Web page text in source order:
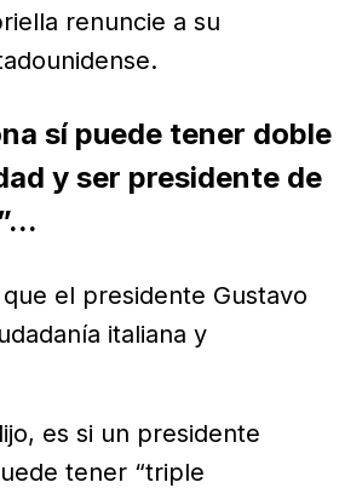
renuncie a su
sí puede tener doble
y ser presidente de
el presidente Gustavo
italiana y
es si un presidente
tener “triple